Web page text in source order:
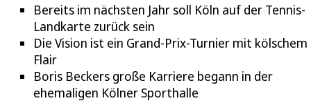
Bereits im nächsten Jahr soll Köln auf der Tennis-
Landkarte zurück sein
Die Vision ist ein Grand-Prix-Turnier mit kölschem
Flair
Boris Beckers große Karriere begann in der
ehemaligen Kölner Sporthalle